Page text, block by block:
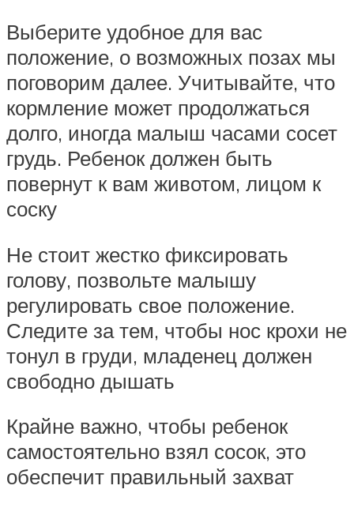
Выберите удобное для вас
положение, о возможных позах мы
поговорим далее. Учитывайте, что
кормление может продолжаться
долго, иногда малыш часами сосет
грудь. Ребенок должен быть
повернут к вам животом, лицом к
соску
Не стоит жестко фиксировать
голову, позвольте малышу
регулировать свое положение.
Следите за тем, чтобы нос крохи не
тонул в груди, младенец должен
свободно дышать
Крайне важно, чтобы ребенок
самостоятельно взял сосок, это
обеспечит правильный захват